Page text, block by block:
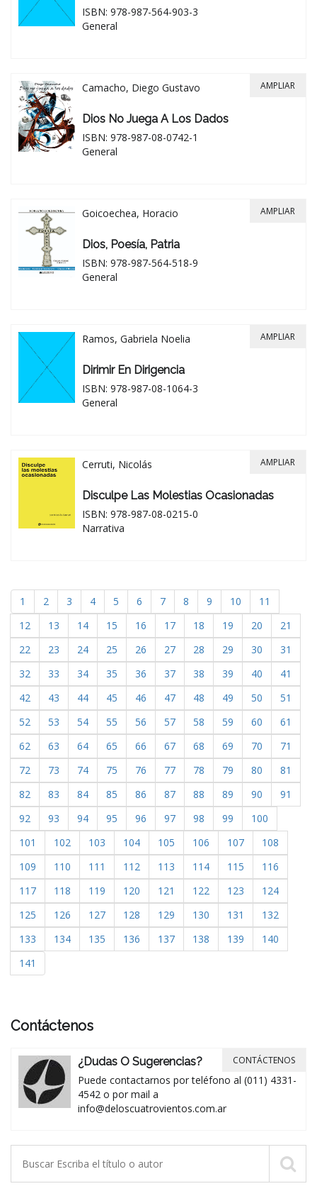
ISBN: 978-987-564-903-3
General
Camacho, Diego Gustavo
Dios No Juega A Los Dados
ISBN: 978-987-08-0742-1
General
AMPLIAR
Goicoechea, Horacio
Dios, Poesía, Patria
ISBN: 978-987-564-518-9
General
AMPLIAR
Ramos, Gabriela Noelia
Dirimir En Dirigencia
ISBN: 978-987-08-1064-3
General
AMPLIAR
Cerruti, Nicolás
Disculpe Las Molestias Ocasionadas
ISBN: 978-987-08-0215-0
Narrativa
AMPLIAR
1 2 3 4 5 6 7 8 9 10
11
12
13 14 15 16 17 18 19 20
21
22
23 24 25 26 27 28 29 30
31
32
33 34 35 36 37 38 39 40
41
42
43 44 45 46 47 48 49 50
51
52
53 54 55 56 57 58 59 60
61
62
63 64 65 66 67 68 69 70
71
72
73 74 75 76 77 78 79 80
81
82
83 84 85 86 87 88 89 90
91
92
93 94 95 96 97 98 99
100
101
102 103 104 105 106 107
108
109
110 111 112 113 114 115
116
117
118 119 120 121 122 123
124
125
126 127 128 129 130 131
132
133
134 135 136 137 138 139
140
141
Contáctenos
¿Dudas O Sugerencias?
Puede contactarnos por teléfono al (011) 4331-
4542 o por mail a
info@deloscuatrovientos.com.ar
CONTÁCTENOS